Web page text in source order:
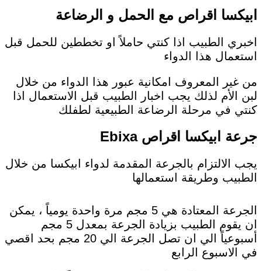
ابيكسا اقراص مع الحمل و الرضاعة
اخبري الطبيب اذا كنتي حاملاً او تخططين للحمل قبل
استعمال هذا الدواء
من غير المعروف امكانية عبور هذا الدواء من خلال
لبن الأم لذلك يجب اخبار الطبيب قبل الاستعمال اذا
كنتي في مرحلة الرضاعة الطبيعية لطفلك
جرعة ابيكسا اقراص Ebixa
يجب الالتزام بالجرعة المقدمة لدواء ابيكسا من خلال
الطبيب وطريقة استعمالها
الجرعة المعتادة هي 5 مجم مرة واحدة يومياً ، يمكن
ان يقوم الطبيب بزيادة الجرعة بمعدل 5 مجم
أسبوعياً الي ان تصل الجرعة الي 20 مجم بحد اقصي
في الاسبوع الرابع